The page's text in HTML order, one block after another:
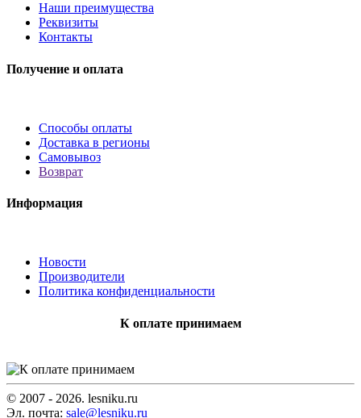
Наши преимущества
Реквизиты
Контакты
Получение и оплата
Способы оплаты
Доставка в регионы
Самовывоз
Возврат
Информация
Новости
Производители
Политика конфиденциальности
К оплате принимаем
© 2007 - 2026. lesniku.ru
Эл. почта: sale@lesniku.ru